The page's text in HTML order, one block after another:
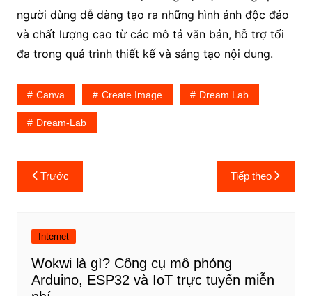
người dùng dễ dàng tạo ra những hình ảnh độc đáo
và chất lượng cao từ các mô tả văn bản, hỗ trợ tối
đa trong quá trình thiết kế và sáng tạo nội dung.
Canva Create Image Dream Lab
Dream-Lab
Điều
hướng
viết
Trước Tiếp theo
Internet
Wokwi là gì? Công cụ mô phỏng
Arduino, ESP32 và IoT trực tuyến miễn